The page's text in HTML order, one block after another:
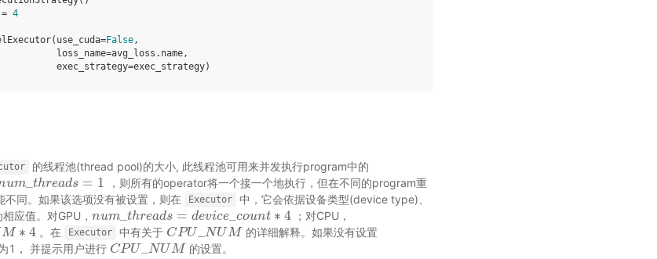
= 4
( use_cuda=False,
loss_name=avg_loss . name,
exec_strategy=exec_strategy)
的线程池(thread pool)的大小, 此线程池可用来并发执行program中的
um threads = 1
um_t hreads=1
，则所有的operator将一个接一个地执行，但在不同的program重
同。如果该选项没有被设置，则在
Executor
中，它会依据设备类型(device type)、
应值。对GPU， num threads = device_ count ∗ 4
num_t hreads=devi ce_coun ∗4
；对CPU，
M ∗ 4 。在 Executor 中有关于 CPU_ NUM
CPU_N UM
的详细解释。如果没有设置
1， 并提示用户进行 CPU_ NUM
CPU_N UM 的设置。